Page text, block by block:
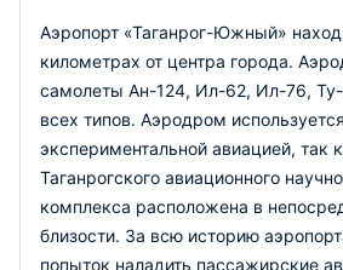
миллионов, что вывело «Ростов-на-
среди аэропортов России по
Аэропорт «Таганрог-Южный»
километрах от центра города.
самолеты Ан-124, Ил-62, Ил-76, Ту-
всех типов. Аэродром используется
экспериментальной авиацией, так
Таганрогского авиационного
комплекса расположена в
близости. За всю историю
попыток наладить пассажирские